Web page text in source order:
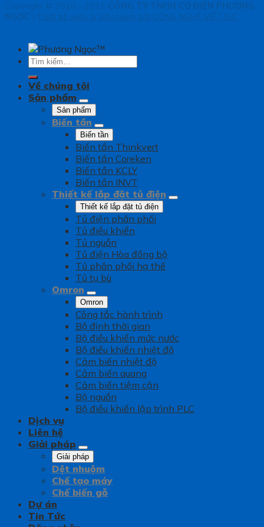
Copyright © 2010 - 2021 CÔNG TY TNHH CƠ ĐIỆN PHƯƠNG
NGỌC | Thiết kế web & Vận hành bởi CÔNG NGHỆ VIỆT JSC
Tìm
Về chúng tôi
Sản phẩm
Sản phẩm
Biến tần
Biến tần
Biến tần Thinkvert
Biến tần Coreken
Biến tần KCLY
Biến tần INVT
Thiết kế lắp đặt tủ điện
Thiết kế lắp đặt tủ điện
Tủ điện phân phối
Tủ điều khiển
Tủ nguồn
Tủ điện Hòa đồng bộ
Tủ phân phối hạ thế
Tủ tụ bù
Omron
Omron
Công tắc hành trình
Bộ định thời gian
Bộ điều khiển mức nước
Bộ điều khiển nhiệt độ
Cảm biến nhiệt độ
Cảm biến quang
Cảm biến tiệm cận
Bộ nguồn
Bộ điều khiển lập trình PLC
Dịch vụ
Liên hệ
Giải pháp
Giải pháp
Dệt nhuộm
Chế tạo máy
Chế biến gỗ
Dự án
Tin Tức